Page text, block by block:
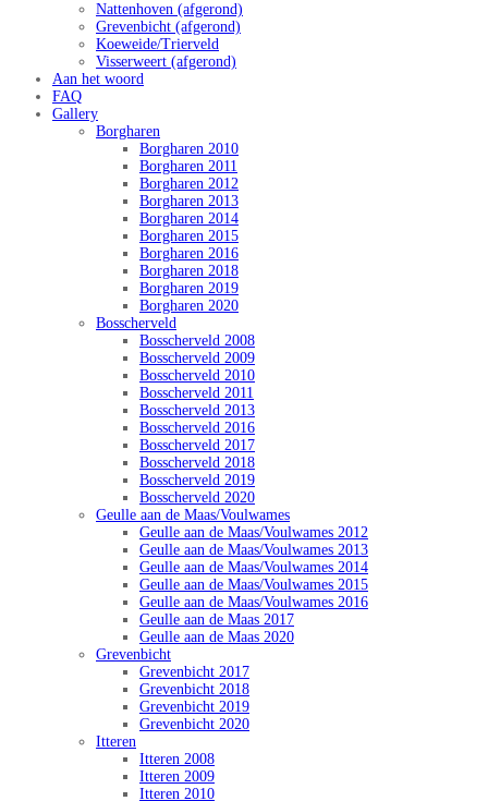
Nattenhoven (afgerond)
Grevenbicht (afgerond)
Koeweide/Trierveld
Visserweert (afgerond)
Aan het woord
FAQ
Gallery
Borgharen
Borgharen 2010
Borgharen 2011
Borgharen 2012
Borgharen 2013
Borgharen 2014
Borgharen 2015
Borgharen 2016
Borgharen 2018
Borgharen 2019
Borgharen 2020
Bosscherveld
Bosscherveld 2008
Bosscherveld 2009
Bosscherveld 2010
Bosscherveld 2011
Bosscherveld 2013
Bosscherveld 2016
Bosscherveld 2017
Bosscherveld 2018
Bosscherveld 2019
Bosscherveld 2020
Geulle aan de Maas/Voulwames
Geulle aan de Maas/Voulwames 2012
Geulle aan de Maas/Voulwames 2013
Geulle aan de Maas/Voulwames 2014
Geulle aan de Maas/Voulwames 2015
Geulle aan de Maas/Voulwames 2016
Geulle aan de Maas 2017
Geulle aan de Maas 2020
Grevenbicht
Grevenbicht 2017
Grevenbicht 2018
Grevenbicht 2019
Grevenbicht 2020
Itteren
Itteren 2008
Itteren 2009
Itteren 2010